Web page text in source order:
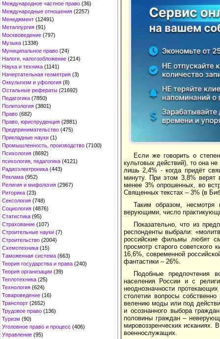
Международное частное право (36)
Международные отношения (2257)
Менеджмент (12491)
Металлургия (91)
Москвоведение (797)
Музыка (1338)
Муниципальное право (24)
Налоги, налогообложение (214)
Наука и техника (1141)
Начертательная геометрия (3)
Оккультизм и уфология (8)
Остальные рефераты (21692)
Педагогика (7850)
Политология (3801)
Право (682)
Право, юриспруденция (2881)
Предпринимательство (475)
Прикладные науки (1)
Промышленность, производство (7100)
Психология (8692)
психология, педагогика (4121)
Радиоэлектроника (443)
Реклама (952)
Религия и мифология (2967)
Риторика (23)
Сексология (748)
Социология (4876)
Статистика (95)
Страхование (107)
Строительные науки (7)
Строительство (2004)
Схемотехника (15)
Таможенная система (663)
Теория государства и права (240)
Теория организации (39)
Теплотехника (25)
Технология (624)
Товароведение (16)
Транспорт (2652)
Трудовое право (136)
Туризм (90)
Уголовное право и процесс (406)
Управление (95)
Если же говорить о
культовых действий), то она
лишь 2,4% - когда придёт
минуту. При этом 3,8% верят
менее 3% опрошенных, во
Священных текстах – 3% (в
Таким образом, несмотря
верующими, число
Показательно, что из
респонденты выбрали:
российские фильмы любят
просмотр старого советского
16,6%, современной
фантастики – 26%.
Подобные предпочтения
населения России и с
неоднозначности
столетии вопросы
велению моды или под
и осознанного выбора
половины граждан –
мировоззренческих исканиях.
военнослужащих.